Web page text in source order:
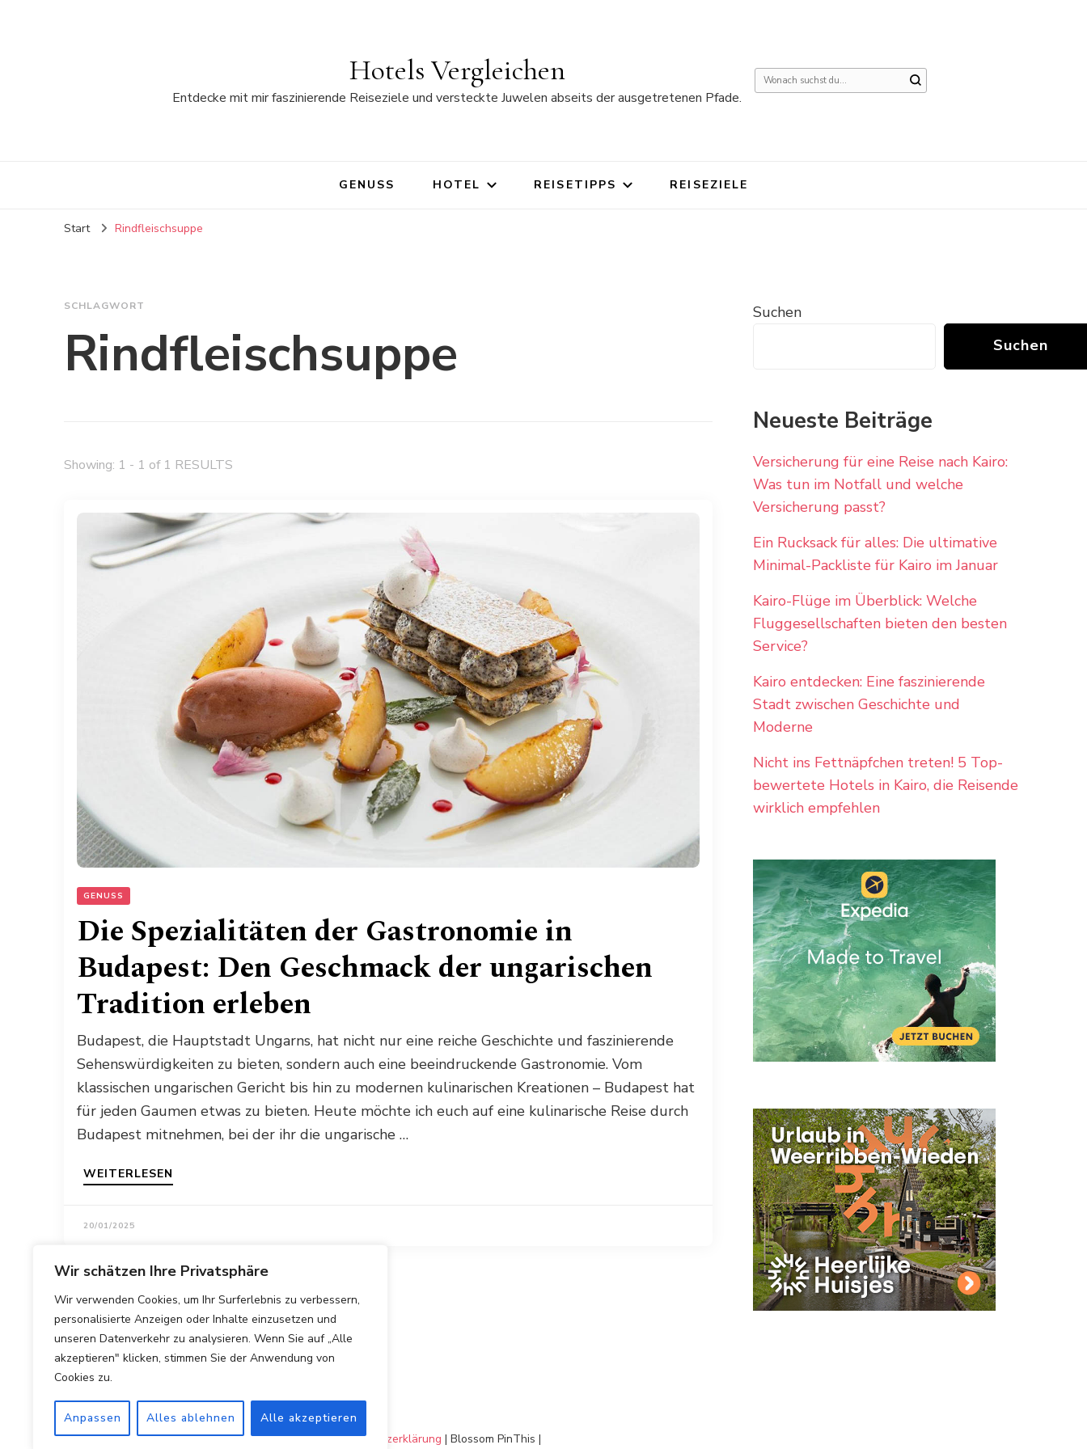
Wir schätzen Ihre Privatsphäre
Wir verwenden Cookies, um Ihr Surferlebnis zu verbessern,
personalisierte Anzeigen oder Inhalte einzusetzen und
unseren Datenverkehr zu analysieren. Wenn Sie auf „Alle
akzeptieren" klicken, stimmen Sie der Anwendung von
Cookies zu.
Anpassen Alles ablehnen Alle akzeptieren
Hotels Vergleichen
Entdecke mit mir faszinierende Reiseziele und versteckte Juwelen abseits der ausgetretenen Pfade.
Suchst
GENUSS HOTEL REISETIPPS REISEZIELE
Start Rindfleischsuppe
SCHLAGWORT
Rindfleischsuppe
Showing: 1 - 1 of 1 RESULTS
GENUSS
Die Spezialitäten der Gastronomie in
Budapest: Den Geschmack der ungarischen
Tradition erleben
Budapest, die Hauptstadt Ungarns, hat nicht nur eine reiche Geschichte und faszinierende
Sehenswürdigkeiten zu bieten, sondern auch eine beeindruckende Gastronomie. Vom
klassischen ungarischen Gericht bis hin zu modernen kulinarischen Kreationen – Budapest hat
für jeden Gaumen etwas zu bieten. Heute möchte ich euch auf eine kulinarische Reise durch
Budapest mitnehmen, bei der ihr die ungarische …
WEITERLESEN
20/01/2025
Suchen
Suchen
Neueste Beiträge
Versicherung für eine Reise nach Kairo:
Was tun im Notfall und welche
Versicherung passt?
Ein Rucksack für alles: Die ultimative
Minimal-Packliste für Kairo im Januar
Kairo-Flüge im Überblick: Welche
Fluggesellschaften bieten den besten
Service?
Kairo entdecken: Eine faszinierende
Stadt zwischen Geschichte und
Moderne
Nicht ins Fettnäpfchen treten! 5 Top-
bewertete Hotels in Kairo, die Reisende
wirklich empfehlen
Copyright © 2025 Hotels Vergleichen.Impressum|Datenschutzerklärung | Blossom PinThis |